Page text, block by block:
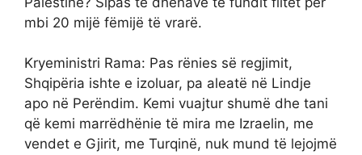
mbi 20 mijë fëmijë të vrarë.
Kryeministri Rama: Pas rënies së regjimit,
Shqipëria ishte e izoluar, pa aleatë në Lindje
apo në Perëndim. Kemi vuajtur shumë dhe tani
që kemi marrëdhënie të mira me Izraelin, me
vendet e Gjirit, me Turqinë, nuk mund të lejojmë